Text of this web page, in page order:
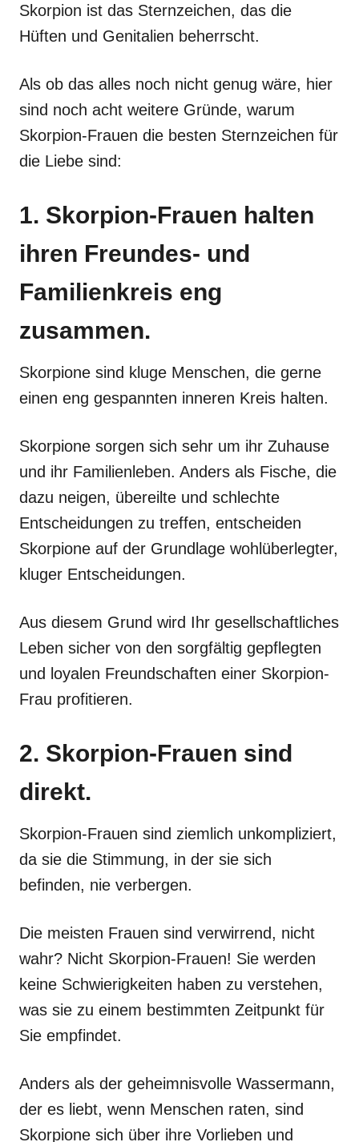
Skorpion ist das Sternzeichen, das die
Hüften und Genitalien beherrscht.
Als ob das alles noch nicht genug wäre, hier
sind noch acht weitere Gründe, warum
Skorpion-Frauen die besten Sternzeichen für
die Liebe sind:
1. Skorpion-Frauen halten
ihren Freundes- und
Familienkreis eng
zusammen.
Skorpione sind kluge Menschen, die gerne
einen eng gespannten inneren Kreis halten.
Skorpione sorgen sich sehr um ihr Zuhause
und ihr Familienleben. Anders als Fische, die
dazu neigen, übereilte und schlechte
Entscheidungen zu treffen, entscheiden
Skorpione auf der Grundlage wohlüberlegter,
kluger Entscheidungen.
Aus diesem Grund wird Ihr gesellschaftliches
Leben sicher von den sorgfältig gepflegten
und loyalen Freundschaften einer Skorpion-
Frau profitieren.
2. Skorpion-Frauen sind
direkt.
Skorpion-Frauen sind ziemlich unkompliziert,
da sie die Stimmung, in der sie sich
befinden, nie verbergen.
Die meisten Frauen sind verwirrend, nicht
wahr? Nicht Skorpion-Frauen! Sie werden
keine Schwierigkeiten haben zu verstehen,
was sie zu einem bestimmten Zeitpunkt für
Sie empfindet.
Anders als der geheimnisvolle Wassermann,
der es liebt, wenn Menschen raten, sind
Skorpione sich über ihre Vorlieben und